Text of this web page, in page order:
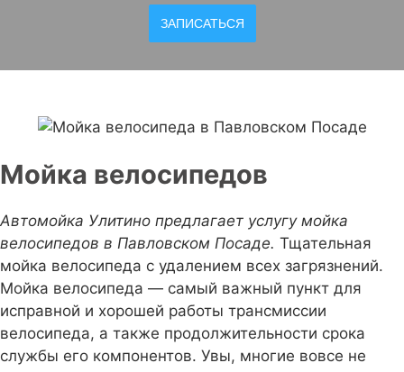
ЗАПИСАТЬСЯ
Мойка велосипедов
Автомойка Улитино предлагает услугу мойка
велосипедов в Павловском Посаде. Тщательная
мойка велосипеда с удалением всех загрязнений.
Мойка велосипеда — самый важный пункт для
исправной и хорошей работы трансмиссии
велосипеда, а также продолжительности срока
службы его компонентов. Увы, многие вовсе не